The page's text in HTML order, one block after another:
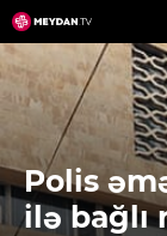
Skip
to
content
Polis
ilə bağlı